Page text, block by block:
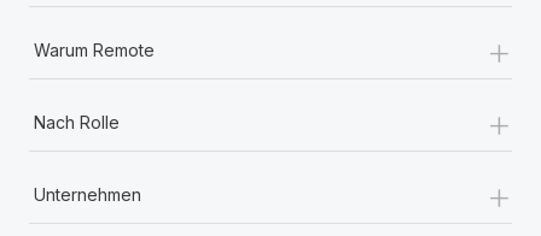
Warum Remote +
Nach Rolle +
Unternehmen +